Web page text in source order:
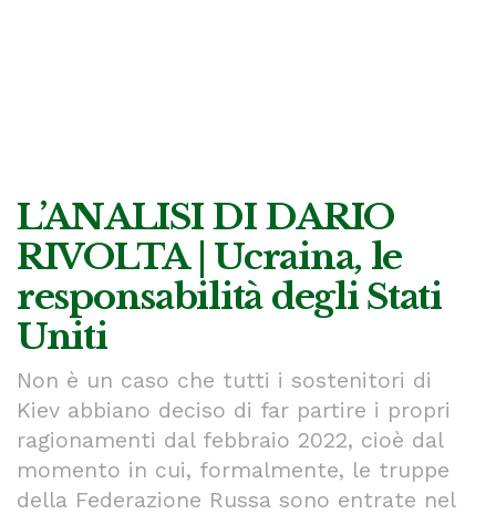
L’ANALISI DI DARIO
RIVOLTA | Ucraina, le
responsabilità degli Stati
Uniti
Non è un caso che tutti i sostenitori di
Kiev abbiano deciso di far partire i propri
ragionamenti dal febbraio 2022, cioè dal
momento in cui, formalmente, le truppe
della Federazione Russa sono entrate nel